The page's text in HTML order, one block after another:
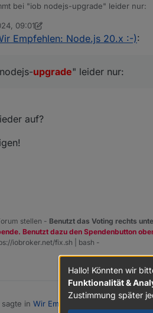
bei "iob nodejs-upgrade" leider nur:
09:01
Empfehlen: Node.js 20.x :-):
upgrade" leider nur:
auf?
stellen - Benutzt das Voting rechts
Benutzt dazu den Spendenbutton
iobroker.net/fix.sh | bash -
sagte in Wir Empfehlen: Node.js 20.x :-)
Hallo! Könnten wir
Funktionalität &
Zustimmung später